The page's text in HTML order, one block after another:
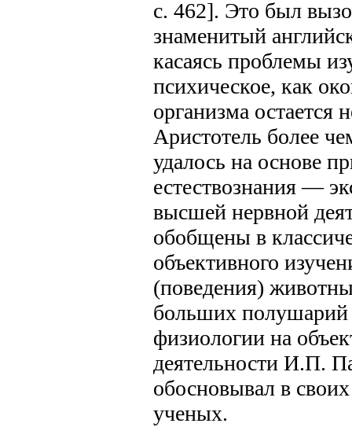
c. 462]. Это был
знаменитый
касаясь проблемы
психическое, как
организма остается
Аристотель более
удалось на основе
естествознания —
высшей нервной
обобщены в
объективного
(поведения)
больших полушарий
физиологии на
деятельности И.П.
обосновывал в
ученых.